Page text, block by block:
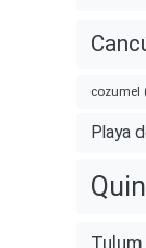
cozumel
Playa